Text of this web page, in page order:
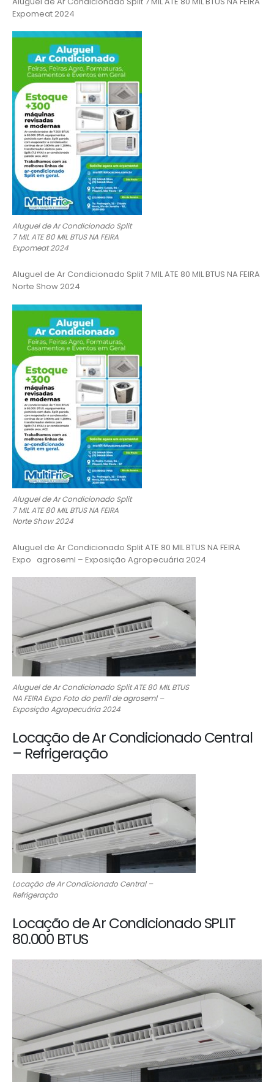
Expomeat 2024
Aluguel de Ar Condicionado Split
7 MIL ATE 80 MIL BTUS NA FEIRA
Expomeat 2024
Aluguel de Ar Condicionado Split 7 MIL ATE 80 MIL BTUS NA FEIRA
Norte Show 2024
Aluguel de Ar Condicionado Split
7 MIL ATE 80 MIL BTUS NA FEIRA
Norte Show 2024
Aluguel de Ar Condicionado Split ATE 80 MIL BTUS NA FEIRA
Expo agroseml – Exposição Agropecuária 2024
Aluguel de Ar Condicionado Split ATE 80 MIL BTUS
NA FEIRA Expo Foto do perfil de agroseml –
Exposição Agropecuária 2024
Locação de Ar Condicionado Central
– Refrigeração
Locação de Ar Condicionado Central –
Refrigeração
Locação de Ar Condicionado SPLIT
80.000 BTUS